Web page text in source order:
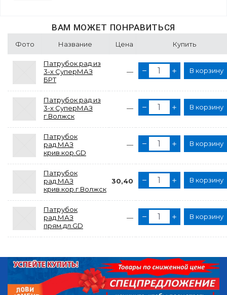
ВАМ МОЖЕТ ПОНРАВИТЬСЯ
Фото Название Цена Купить
Патрубок рад.из
3-х СуперМАЗ
БРТ
— В корзину
Патрубок рад.из
3-х СуперМАЗ
г.Волжск
— В корзину
Патрубок
рад.МАЗ
крив.кор.GD
— В корзину
Патрубок
рад.МАЗ
крив.кор.г.Волжск
30,40 В корзину
Патрубок
рад.МАЗ
прям.дл.GD
— В корзину